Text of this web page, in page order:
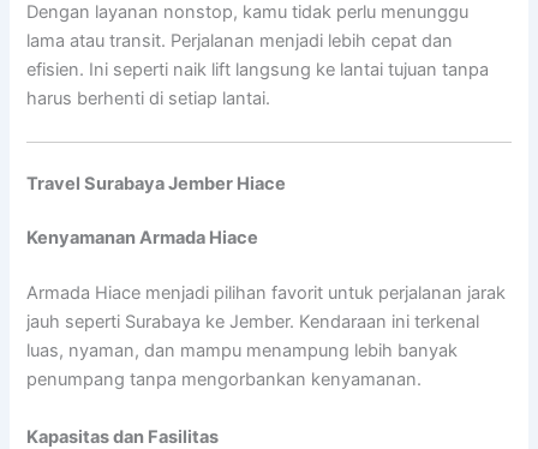
Dengan layanan nonstop, kamu tidak perlu menunggu
lama atau transit. Perjalanan menjadi lebih cepat dan
efisien. Ini seperti naik lift langsung ke lantai tujuan tanpa
harus berhenti di setiap lantai.
Travel Surabaya Jember Hiace
Kenyamanan Armada Hiace
Armada Hiace menjadi pilihan favorit untuk perjalanan jarak
jauh seperti Surabaya ke Jember. Kendaraan ini terkenal
luas, nyaman, dan mampu menampung lebih banyak
penumpang tanpa mengorbankan kenyamanan.
Kapasitas dan Fasilitas